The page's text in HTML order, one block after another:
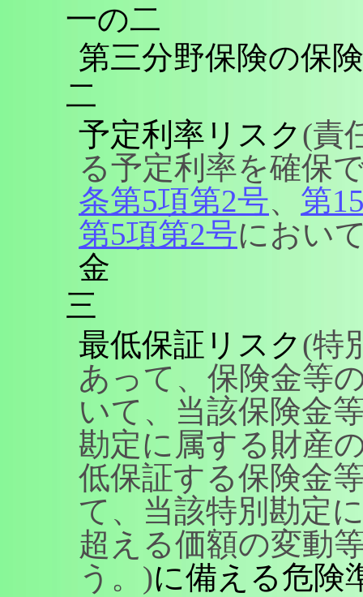
一の二
第三分野保険の保
二
予定利率リスク(責
る予定利率を確保
条第5項第2号、 第
第5項第2号におい
金
三
最低保証リスク(特
あって、保険金等
いて、当該保険金
勘定に属する財産
低保証する保険金
て、当該特別勘定
超える価額の変動
う。)に備える危険